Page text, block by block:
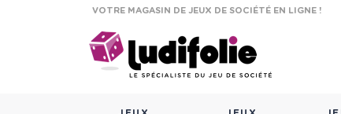
VOTRE MAGASIN DE JEUX DE SOCIÉTÉ EN LIGNE !